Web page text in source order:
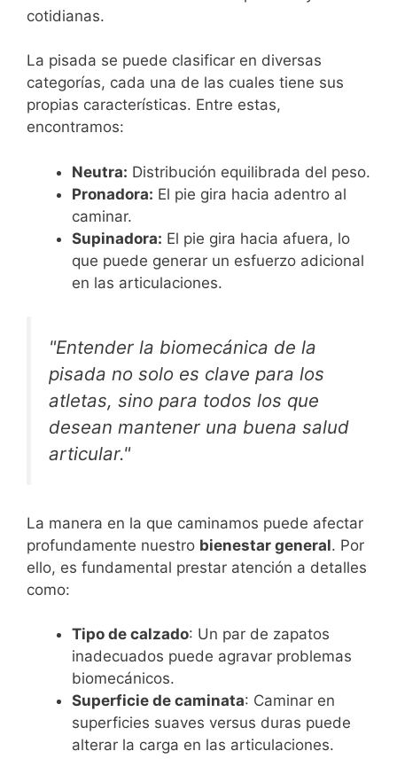
cotidianas.
La pisada se puede clasificar en diversas
categorías, cada una de las cuales tiene sus
propias características. Entre estas,
encontramos:
Neutra: Distribución equilibrada del peso.
Pronadora: El pie gira hacia adentro al
caminar.
Supinadora: El pie gira hacia afuera, lo
que puede generar un esfuerzo adicional
en las articulaciones.
"Entender la biomecánica de la
pisada no solo es clave para los
atletas, sino para todos los que
desean mantener una buena salud
articular."
La manera en la que caminamos puede afectar
profundamente nuestro bienestar general. Por
ello, es fundamental prestar atención a detalles
como:
Tipo de calzado: Un par de zapatos
inadecuados puede agravar problemas
biomecánicos.
Superficie de caminata: Caminar en
superficies suaves versus duras puede
alterar la carga en las articulaciones.